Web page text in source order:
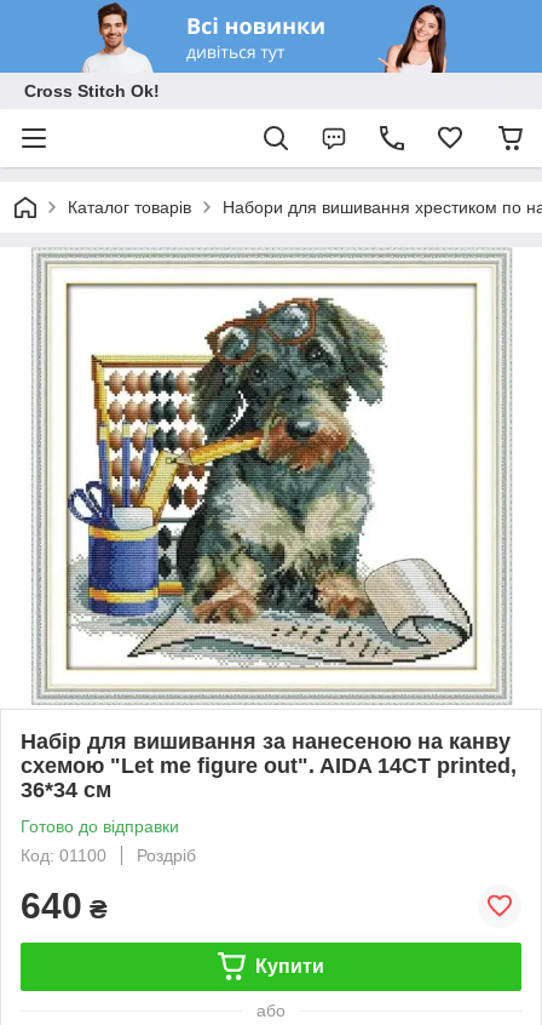
Cross Stitch Ok!
Каталог товарів Набори для вишивання хрестиком по
Набір для вишивання за нанесеною на канву
схемою "Let me figure out". AIDA 14CT printed,
36*34 см
Готово до відправки
Код: 01100
Роздріб
640 ₴
Купити
або